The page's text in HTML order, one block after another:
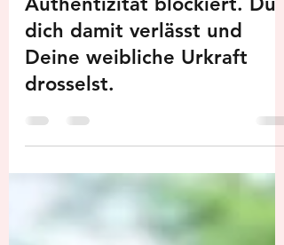
„Eigentlich alles gut?“ –
Warum dieser Satz deine
Authentizität blockiert. Du
dich damit verlässt und
Deine weibliche Urkraft
drosselst.